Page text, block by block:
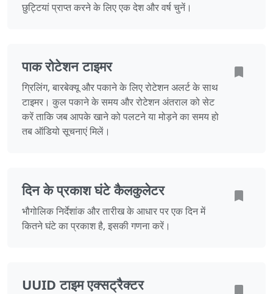
छुट्टियां प्राप्त करने के लिए एक देश और वर्ष चुनें।
पाक रोटेशन टाइमर
ग्रिलिंग, बारबेक्यू और पकाने के लिए रोटेशन अलर्ट के साथ
टाइमर। कुल पकाने के समय और रोटेशन अंतराल को सेट
करें ताकि जब आपके खाने को पलटने या मोड़ने का समय हो
तब ऑडियो सूचनाएं मिलें।
दिन के प्रकाश घंटे कैलकुलेटर
भौगोलिक निर्देशांक और तारीख के आधार पर एक दिन में
कितने घंटे का प्रकाश है, इसकी गणना करें।
UUID टाइम एक्सट्रैक्टर